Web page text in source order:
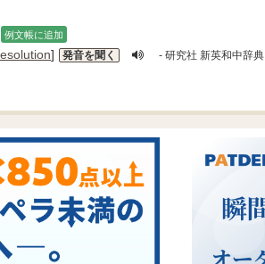
例文帳に追加
] 発音を聞く - 研究社 新英和中辞典